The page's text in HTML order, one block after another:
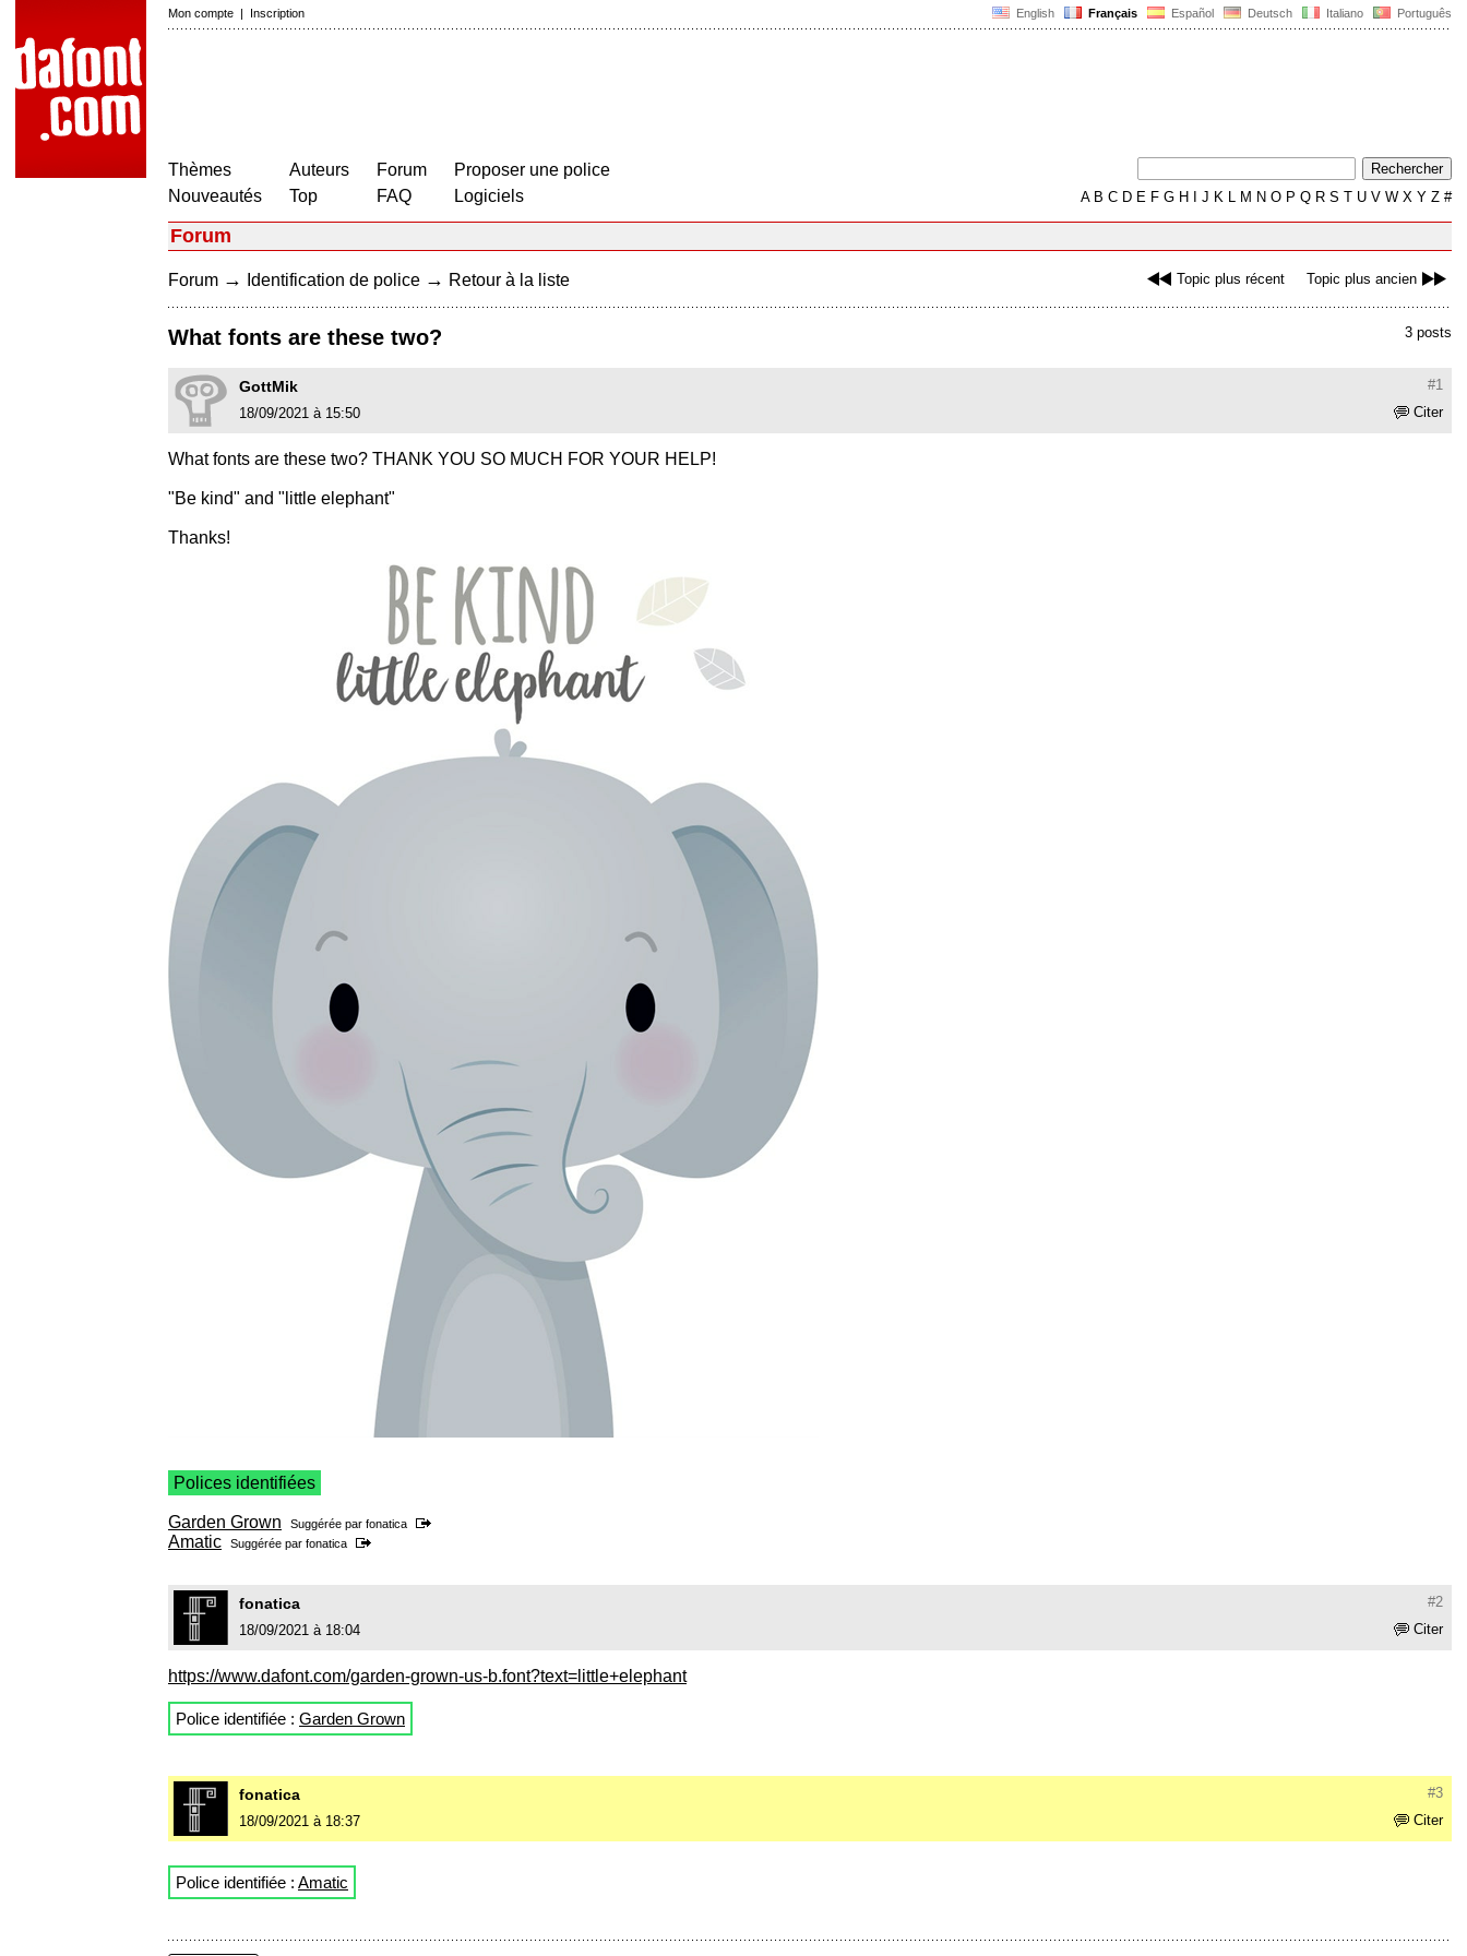
English Français Español Deutsch Italiano Português
Mon compte | Inscription
Thèmes
Nouveautés
Auteurs
Top
Forum
FAQ
Proposer une police
Logiciels
AB C D E F G H J K L M N O P Q R S T U V W X Y Z #
Forum
Topic plus récent Topic plus ancien
Forum → Identification de police → Retour à la liste
3 posts
What fonts are these two?
#1
GottMik
Citer
18/09/2021 à 15:50
What fonts are these two? THANK YOU SO MUCH FOR YOUR HELP!
"Be kind" and "little elephant"
Thanks!
Polices identifiées
Garden Grown Suggérée par fonatica
Amatic Suggérée par fonatica
#2
fonatica
Citer
18/09/2021 à 18:04
https://www.dafont.com/garden-grown-us-b.font?text=little+elephant
Police identifiée : Garden Grown
#3
fonatica
Citer
18/09/2021 à 18:37
Police identifiée : Amatic